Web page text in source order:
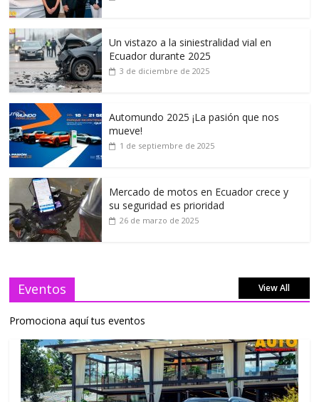
Un vistazo a la siniestralidad vial en
Ecuador durante 2025
3 de diciembre de 2025
Automundo 2025 ¡La pasión que nos
mueve!
1 de septiembre de 2025
Mercado de motos en Ecuador crece y
su seguridad es prioridad
26 de marzo de 2025
Eventos View All
Promociona aquí tus eventos